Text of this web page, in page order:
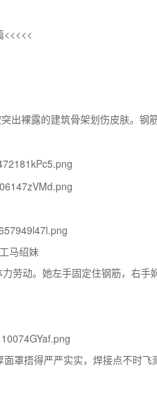
<<<<<
裸露的建筑骨架划伤皮肤。钢
马绍妹
劳动。她左手固定住钢筋，右
罩捂得严严实实，焊接点不时